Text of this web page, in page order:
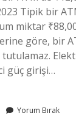
Tipik bir
miktar
göre, bir
tutulamaz.
güç girişi…
Yorum Bırak